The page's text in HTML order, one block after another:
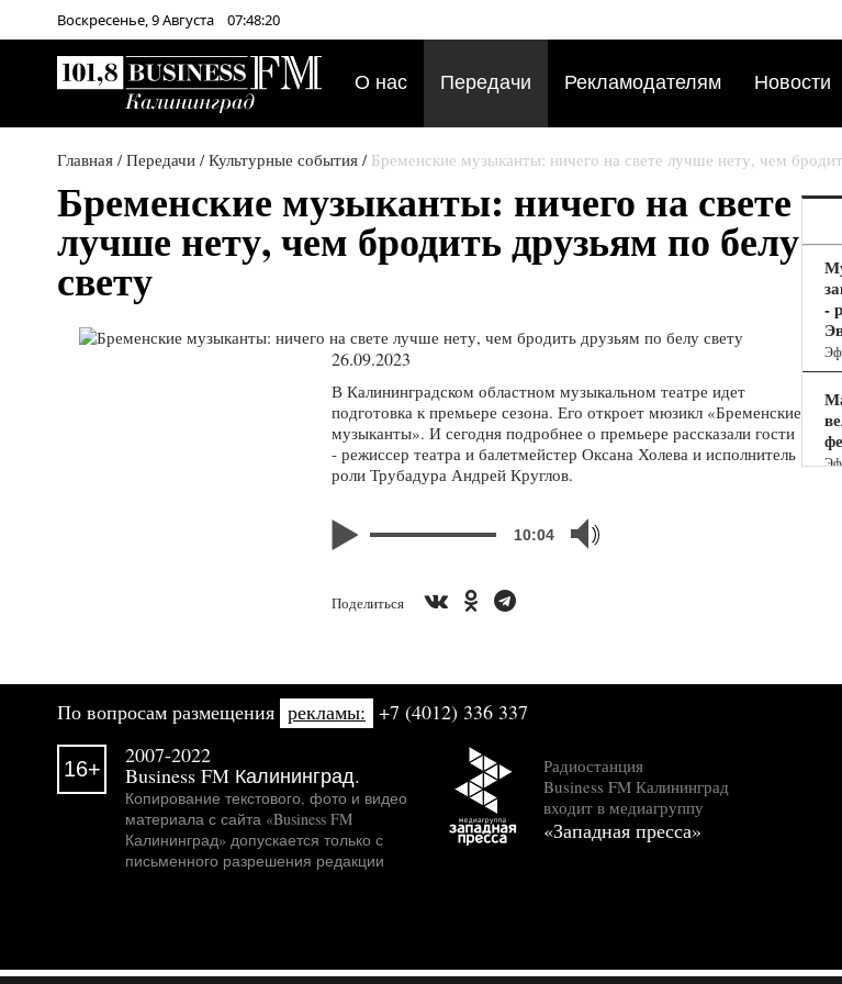
Воскресенье,9Августа 07:48:20
О нас Передачи Рекламодателям Новости
Главная /Передачи /Культурные события / Бременские музыканты: ничего на свете лучше нету, чем
-
Бременские музыканты: ничего на свете
лучше нету, чем бродить друзьям по белу
свету
26.09.2023
В Калининградском областном музыкальном театре идет
подготовка к премьере сезона. Его откроет мюзикл «Бременские
музыканты». И сегодня подробнее о премьере рассказали гости
- режиссер театра и балетмейстер Оксана Холева и исполнитель
роли Трубадура Андрей Круглов.
10:04
Поделиться
По вопросам размещения рекламы: +7 (4012) 336 337
16+
2007-2022
Business FM Калининград.
Копирование текстового, фото и видео
материала с сайта «Business FM
Калининград» допускается только с
письменного разрешения редакции
Радиостанция
Business FM Калининград
входит в медиагруппу
«Западная пресса»